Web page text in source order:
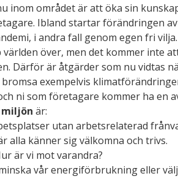
inom området är att öka sin
Ibland startar förändringen
i andra fall genom egen fri
över, men det kommer inte
Därför är åtgärder som nu vidtas
exempelvis
ni som företagare kommer ha en
miljön är:
utan arbetsrelaterad
alla känner sig välkomna och trivs.
är vi mot varandra?
vår energiförbrukning eller